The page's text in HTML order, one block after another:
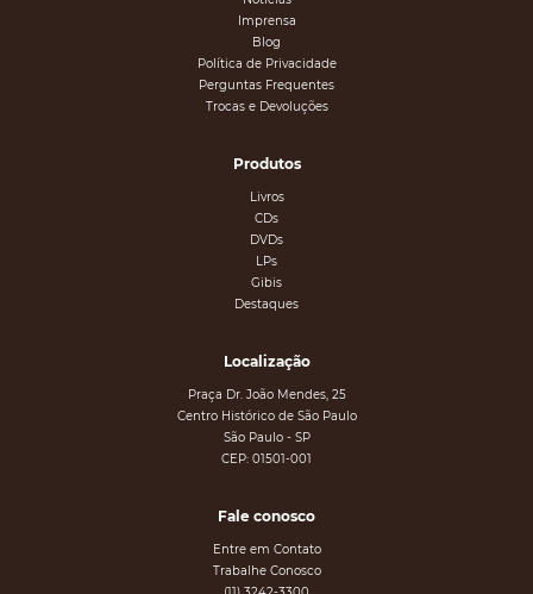
Imprensa
Blog
Política de Privacidade
Perguntas Frequentes
Trocas e Devoluções
Produtos
Livros
CDs
DVDs
LPs
Gibis
Destaques
Localização
Praça Dr. João Mendes, 25
Centro Histórico de São Paulo
São Paulo - SP
CEP: 01501-001
Fale conosco
Entre em Contato
Trabalhe Conosco